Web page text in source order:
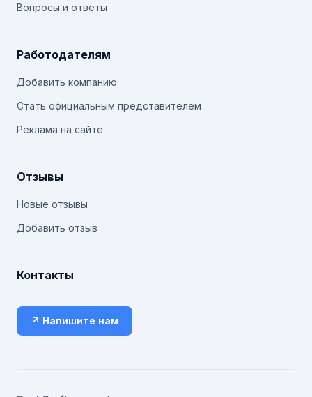
Вопросы и ответы
Работодателям
Добавить компанию
Стать официальным представителем
Реклама на сайте
Отзывы
Новые отзывы
Добавить отзыв
Контакты
↗ Напишите нам